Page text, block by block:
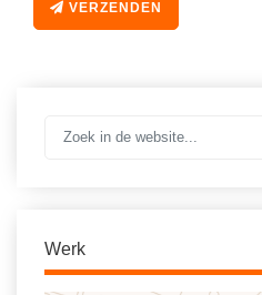
Mediawijsheid
Ruimte
Vrijeschoolonderwijs
VERZENDEN
Werk